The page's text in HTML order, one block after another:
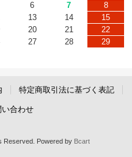
6 7
8
13 14
15
20 21
22
27 28
29
特定商取引法に基づく表記
い合わせ
Reserved. Powered by Bcart